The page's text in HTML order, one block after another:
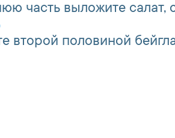
часть выложите салат,
второй половиной